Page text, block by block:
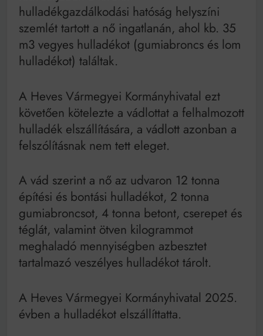
hulladékgazdálkodási hatóság helyszíni
szemlét tartott a nő ingatlanán, ahol kb. 35
m3 vegyes hulladékot (gumiabroncs és lom
hulladékot) találtak.
A Heves Vármegyei Kormányhivatal ezt
követően kötelezte a vádlottat a felhalmozott
hulladék elszállítására, a vádlott azonban a
felszólításnak nem tett eleget.
A vád szerint a nő az udvaron 12 tonna
építési és bontási hulladékot, 2 tonna
gumiabroncsot, 4 tonna betont, cserepet és
téglát, valamint ötven kilogrammot
meghaladó mennyiségben azbesztet
tartalmazó veszélyes hulladékot tárolt.
A Heves Vármegyei Kormányhivatal 2025.
évben a hulladékot elszállíttatta.